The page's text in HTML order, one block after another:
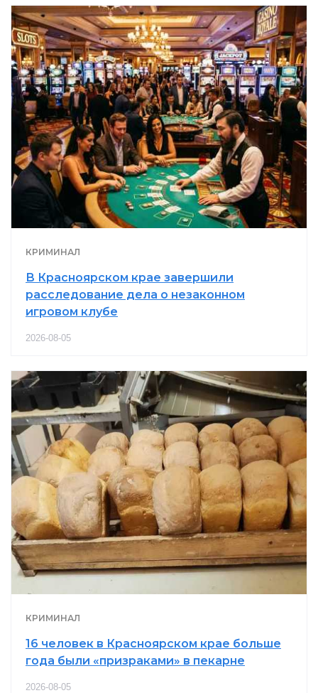
КРИМИНАЛ
В Красноярском крае завершили
расследование дела о незаконном
игровом клубе
2026-08-05
КРИМИНАЛ
16 человек в Красноярском крае больше
года были «призраками» в пекарне
2026-08-05